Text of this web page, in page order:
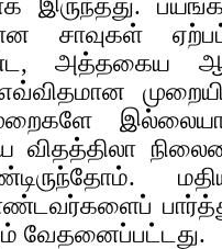
இருந்தது.
சாவுகள்
அத்தகைய
விதத்திலா
வேதனைப்பட்டது.